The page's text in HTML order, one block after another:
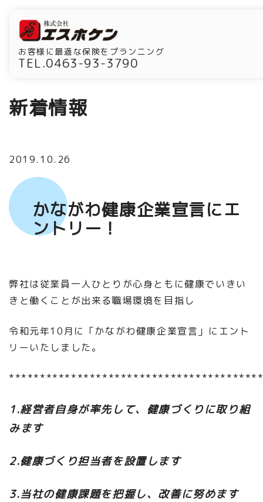
お客様に最適な保険をプランニング
TEL.0463-93-3790
新着情報
2019.10.26
かながわ健康企業宣言にエ
ントリー！
弊社は従業員一人ひとりが心身ともに健康でいきい
きと働くことが出来る職場環境を目指し
令和元年10月に「かながわ健康企業宣言」にエント
リーいたしました。
1.経営者自身が率先して、健康づくりに取り組
みます
2.健康づくり担当者を設置します
3.当社の健康課題を把握し、改善に努めます